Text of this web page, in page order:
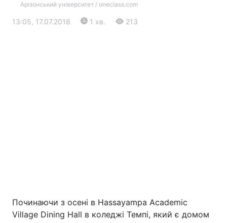
Київ Львів
Арізонський університет / oneclass.com
13:05, 17.07.2018 1 хв. 213
Починаючи з осені в Hassayampa Academic
Village Dining Hall в коледжі Темпі, який є домом